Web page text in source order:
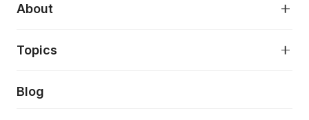
AI駆動開発支援
モダナイゼーション
デザインシステム構築支援
About
About
当社が目指しているもの
Topics
Press release
Blog